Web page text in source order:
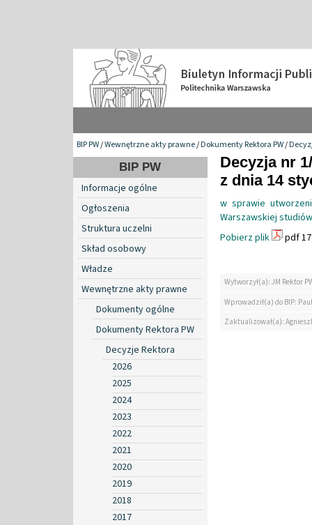
BIP PW/Wewnętrzne akty prawne/Dokumenty Rektora PW/
BIP PW
Informacje ogólne
Ogłoszenia
Struktura uczelni
Skład osobowy
Władze
Wewnętrzne akty prawne
Dokumenty ogólne
Dokumenty Rektora PW
Decyzje Rektora
2026
2025
2024
2023
2022
2021
2020
2019
2018
2017
Decyzja nr
z dnia 14
w sprawie
Warszawskiej
Pobierz plik
pdf
Wytworzył(a): JM Rektor
Wprowadził(a) do BIP:
Zaktualizował(a):